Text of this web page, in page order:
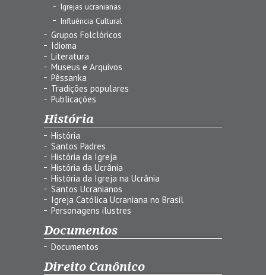
Igrejas ucranianas
Influência Cultural
Grupos Folclóricos
Idioma
Literatura
Museus e Arquivos
Pêssanka
Tradições populares
Publicações
História
História
Santos Padres
História da Igreja
História da Ucrânia
História da Igreja na Ucrânia
Santos Ucranianos
Igreja Católica Ucraniana no Brasil
Personagens ilustres
Documentos
Documentos
Direito Canônico